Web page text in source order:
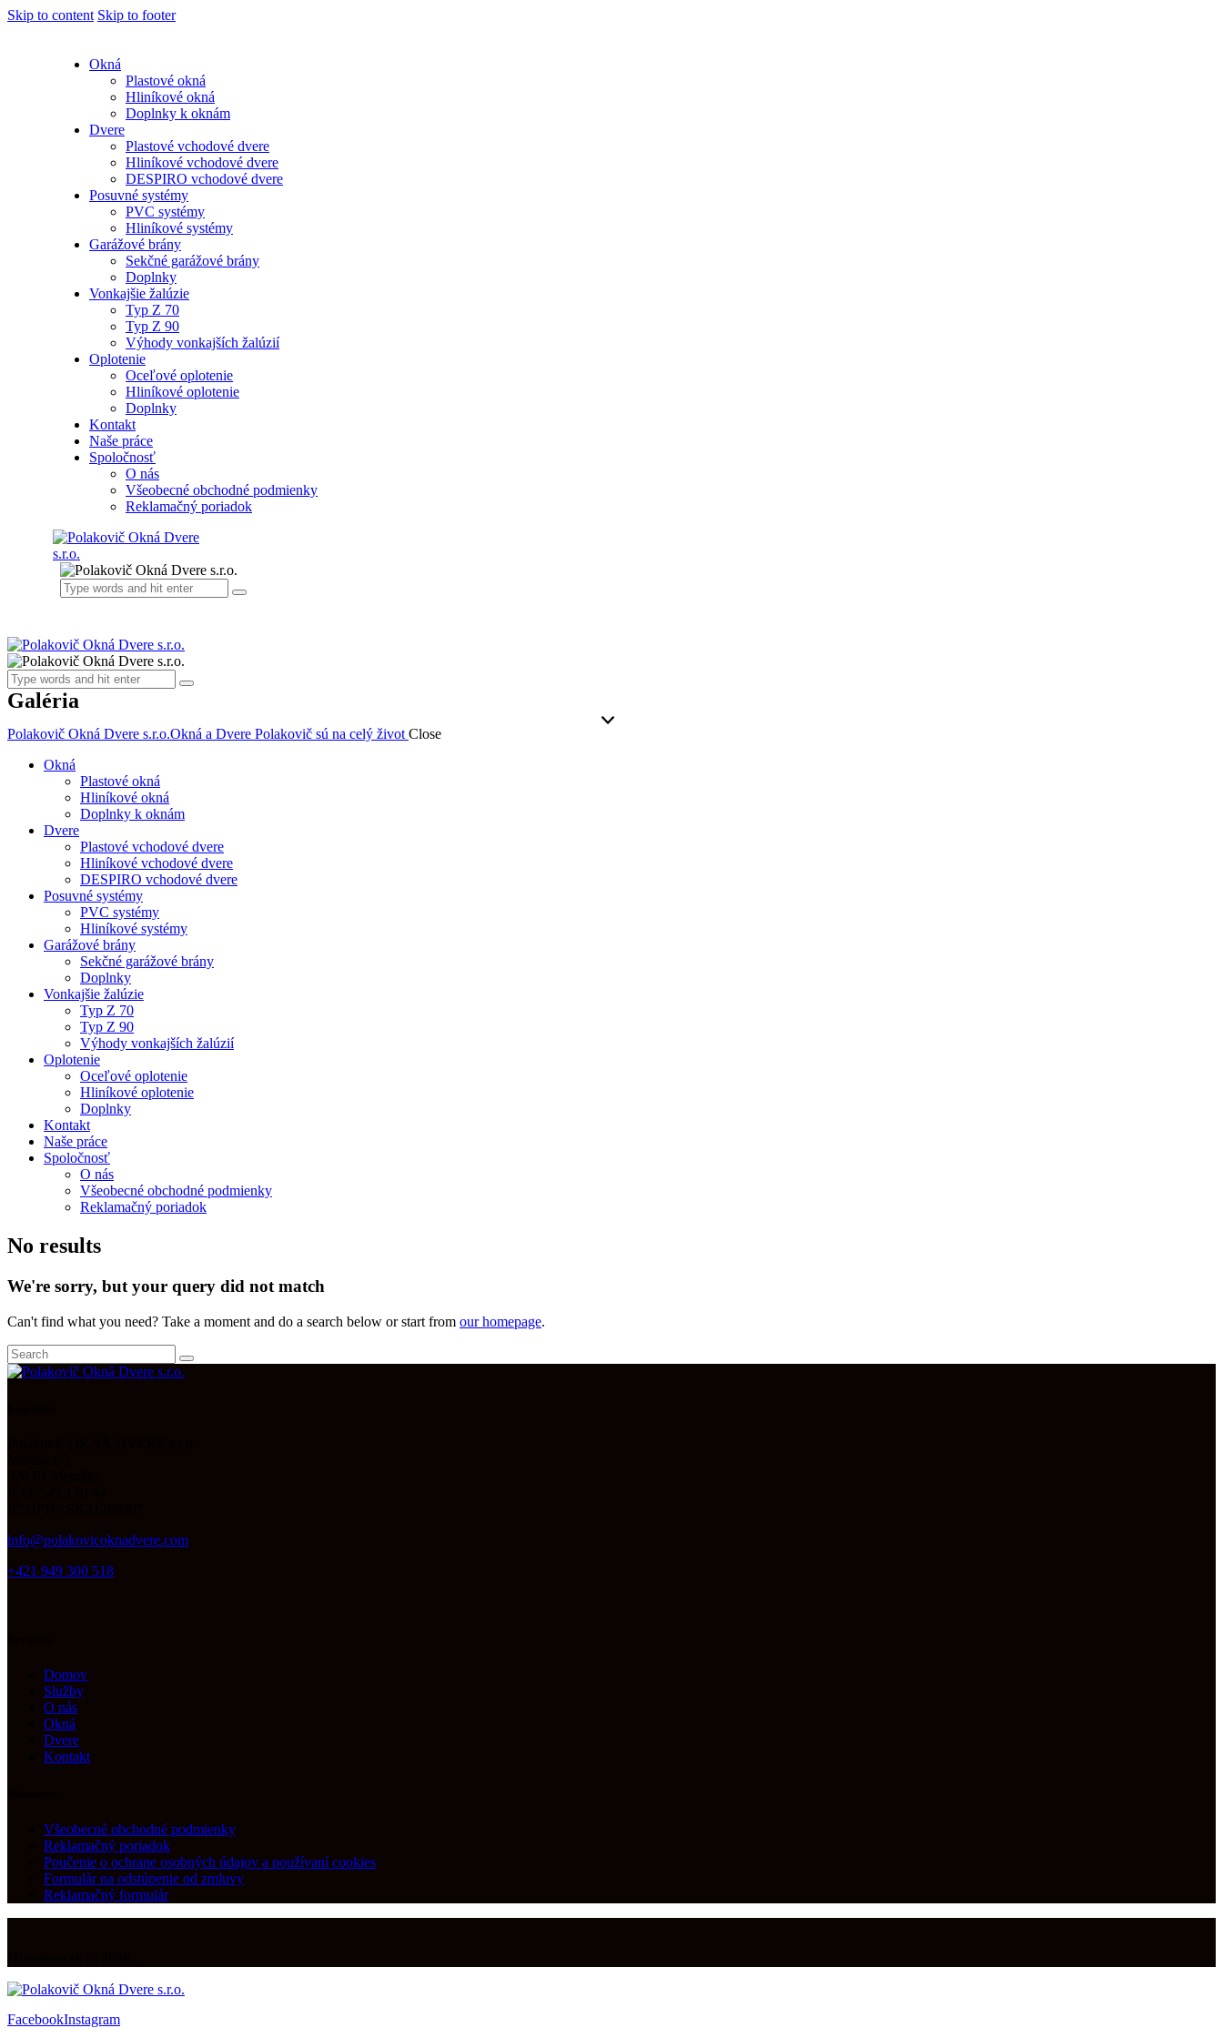
Skip to content Skip to footer
Okná
Plastové okná
Hliníkové okná
Doplnky k oknám
Dvere
Plastové vchodové dvere
Hliníkové vchodové dvere
DESPIRO vchodové dvere
Posuvné systémy
PVC systémy
Hliníkové systémy
Garážové brány
Sekčné garážové brány
Doplnky
Vonkajšie žalúzie
Typ Z 70
Typ Z 90
Výhody vonkajších žalúzií
Oplotenie
Oceľové oplotenie
Hliníkové oplotenie
Doplnky
Kontakt
Naše práce
Spoločnosť
O nás
Všeobecné obchodné podmienky
Reklamačný poriadok
Galéria
Polakovič Okná Dvere s.r.o.Okná a Dvere Polakovič sú na celý život Close
Okná
Plastové okná
Hliníkové okná
Doplnky k oknám
Dvere
Plastové vchodové dvere
Hliníkové vchodové dvere
DESPIRO vchodové dvere
Posuvné systémy
PVC systémy
Hliníkové systémy
Garážové brány
Sekčné garážové brány
Doplnky
Vonkajšie žalúzie
Typ Z 70
Typ Z 90
Výhody vonkajších žalúzií
Oplotenie
Oceľové oplotenie
Hliníkové oplotenie
Doplnky
Kontakt
Naše práce
Spoločnosť
O nás
Všeobecné obchodné podmienky
Reklamačný poriadok
No results
We're sorry, but your query did not match
Can't find what you need? Take a moment and do a search below or start from our homepage.
info@polakovicoknadvere.com
+421 949 300 518
Domov
Služby
O nás
Okná
Dvere
Kontakt
Všeobecné obchodné podmienky
Reklamačný poriadok
Poučenie o ochrane osobných údajov a používaní cookies
Formulár na odstúpenie od zmluvy
Reklamačný formulár
FacebookInstagram